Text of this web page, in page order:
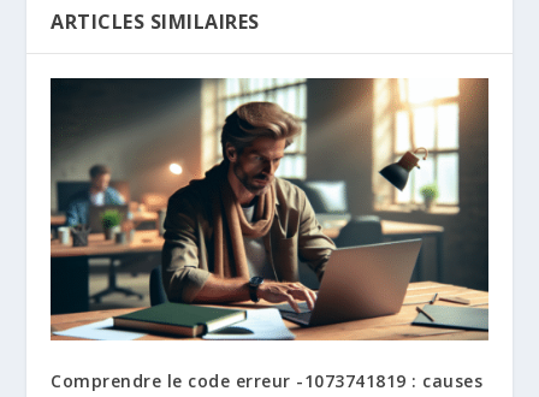
ARTICLES SIMILAIRES
Comprendre le code erreur -1073741819 : causes